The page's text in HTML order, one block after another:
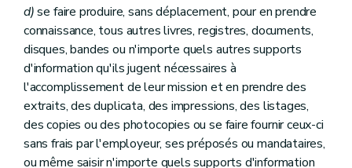
d)se faire produire, sans déplacement, pour en prendre
connaissance, tous autres livres, registres, documents,
disques, bandes ou n'importe quels autres supports
d'information qu'ils jugent nécessaires à
l'accomplissement de leur mission et en prendre des
extraits, des duplicata, des impressions, des listages,
des copies ou des photocopies ou se faire fournir ceux-ci
sans frais par l'employeur, ses préposés ou mandataires,
ou même saisir n'importe quels supports d'information